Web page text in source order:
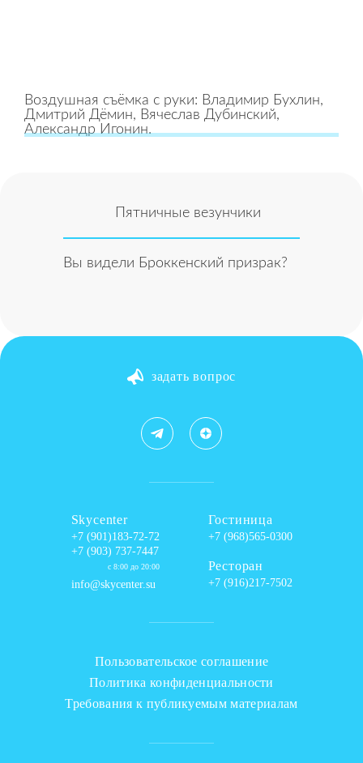
Воздушная съёмка с руки: Владимир Бухлин,
Дмитрий Дёмин, Вячеслав Дубинский,
Александр Игонин.
Пятничные везунчики
Вы видели Броккенский призрак?
задать вопрос
Skycenter
+7 (901)183-72-72
+7 (903) 737-7447
с 8:00 до 20:00
info@skycenter.su
Гостиница
+7 (968)565-0300
Ресторан
+7 (916)217-7502
Пользовательское соглашение
Политика конфиденциальности
Требования к публикуемым материалам